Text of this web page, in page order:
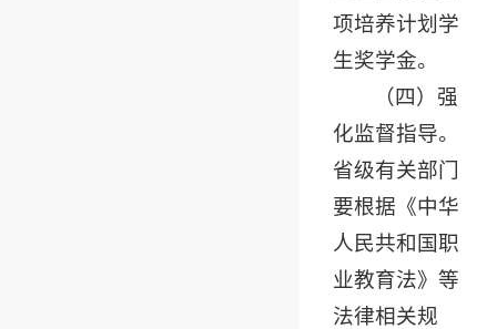
项培养计划学
生奖学金。
（四）强
化监督指导。
省级有关部门
要根据《中华
人民共和国职
业教育法》等
法律相关规